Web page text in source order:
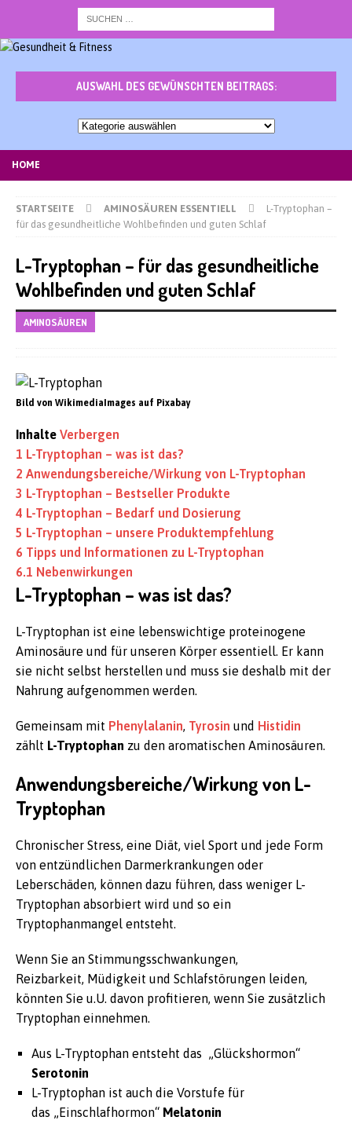
AUSWAHL DES GEWÜNSCHTEN BEITRAGS:
Auswahl
HOME
STARTSEITE AMINOSÄUREN ESSENTIELL
L-Tryptophan –
für das gesundheitliche Wohlbefinden und guten Schlaf
L-Tryptophan – für das gesundheitliche
Wohlbefinden und guten Schlaf
AMINOSÄUREN
Bild von WikimediaImages auf Pixabay
Inhalte Verbergen
1 L-Tryptophan – was ist das?
2 Anwendungsbereiche/Wirkung von L-Tryptophan
3 L-Tryptophan – Bestseller Produkte
4 L-Tryptophan – Bedarf und Dosierung
5 L-Tryptophan – unsere Produktempfehlung
6 Tipps und Informationen zu L-Tryptophan
6.1 Nebenwirkungen
L-Tryptophan – was ist das?
L-Tryptophan ist eine lebenswichtige proteinogene
Aminosäure und für unseren Körper essentiell. Er kann
sie nicht selbst herstellen und muss sie deshalb mit der
Nahrung aufgenommen werden.
Gemeinsam mit Phenylalanin, Tyrosin und Histidin
zählt L-Tryptophan zu den aromatischen Aminosäuren.
Anwendungsbereiche/Wirkung von L-
Tryptophan
Chronischer Stress, eine Diät, viel Sport und jede Form
von entzündlichen Darmerkrankungen oder
Leberschäden, können dazu führen, dass weniger L-
Tryptophan absorbiert wird und so ein
Tryptophanmangel entsteht.
Wenn Sie an Stimmungsschwankungen,
Reizbarkeit, Müdigkeit und Schlafstörungen leiden,
könnten Sie u.U. davon profitieren, wenn Sie zusätzlich
Tryptophan einnehmen.
Aus L-Tryptophan entsteht das „Glückshormon“
Serotonin
L-Tryptophan ist auch die Vorstufe für
das „Einschlafhormon“ Melatonin